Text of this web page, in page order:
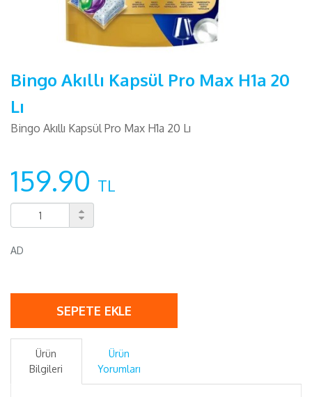
Bingo Akıllı Kapsül Pro Max H1a 20
Lı
Bingo Akıllı Kapsül Pro Max H1a 20 Lı
159.90 TL
AD
SEPETE EKLE
Ürün
Bilgileri
Ürün
Yorumları